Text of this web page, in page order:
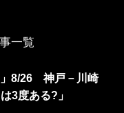
一覧
」8/26 神戸－川崎
3度ある?」